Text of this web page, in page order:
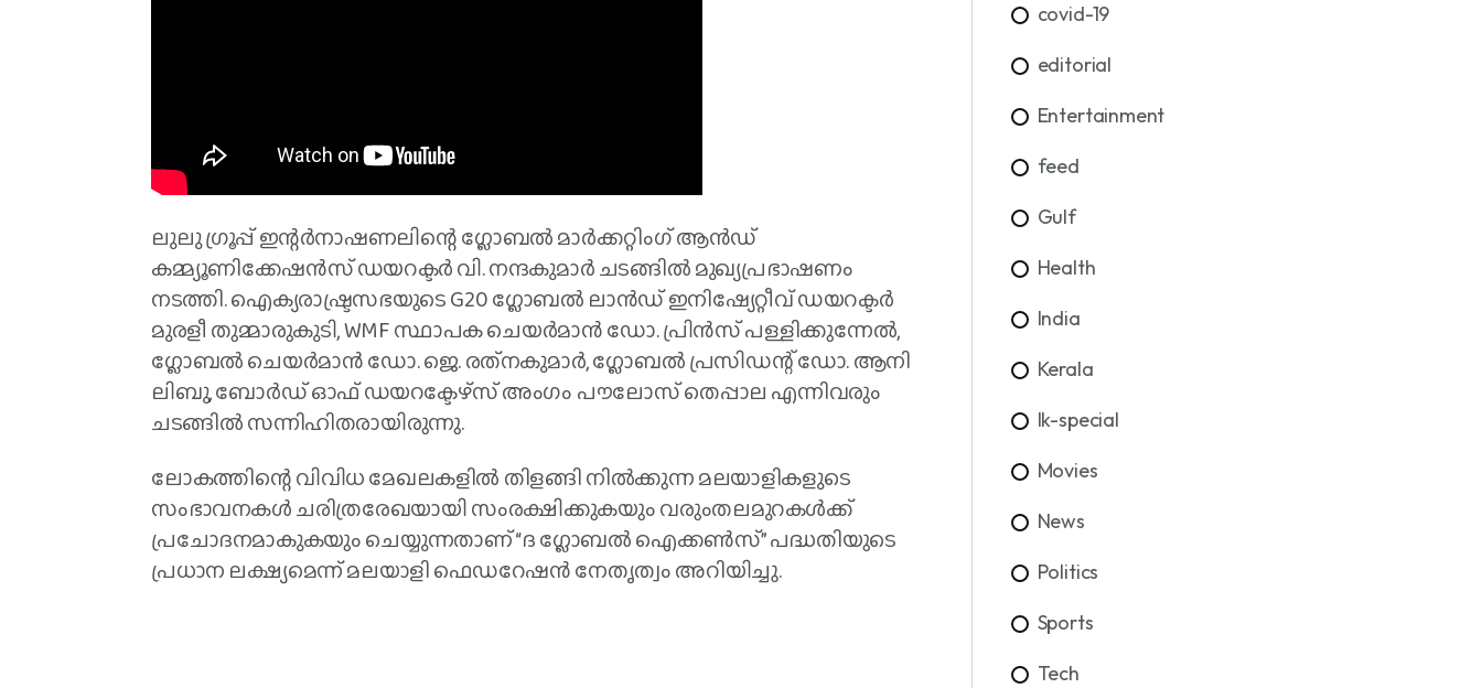
ലുലു ഗ്രൂപ്പ് ഇന്റർനാഷണലിന്റെ ഗ്ലോബൽ മാർക്കറ്റിംഗ് ആൻഡ്
കമ്മ്യൂണിക്കേഷൻസ് ഡയറക്ടർ വി. നന്ദകുമാർ ചടങ്ങിൽ മുഖ്യപ്രഭാഷണം
നടത്തി. ഐക്യരാഷ്ട്രസഭയുടെ G20 ഗ്ലോബൽ ലാൻഡ് ഇനിഷ്യേറ്റീവ് ഡയറക്ടർ
മുരളീ തുമ്മാരുകുടി, WMF സ്ഥാപക ചെയർമാൻ ഡോ. പ്രിൻസ് പള്ളിക്കുന്നേൽ,
ഗ്ലോബൽ ചെയർമാൻ ഡോ. ജെ. രത്‌നകുമാർ, ഗ്ലോബൽ പ്രസിഡന്റ് ഡോ. ആനി
ലിബു, ബോർഡ് ഓഫ് ഡയറക്ടേഴ്‌സ് അംഗം പൗലോസ് തെപ്പാല എന്നിവരും
ചടങ്ങിൽ സന്നിഹിതരായിരുന്നു.
ലോകത്തിന്റെ വിവിധ മേഖലകളിൽ തിളങ്ങി നിൽക്കുന്ന മലയാളികളുടെ
സംഭാവനകൾ ചരിത്രരേഖയായി സംരക്ഷിക്കുകയും വരുംതലമുറകൾക്ക്
പ്രചോദനമാകുകയും ചെയ്യുന്നതാണ് “ദ ഗ്ലോബൽ ഐക്കൺസ്” പദ്ധതിയുടെ
പ്രധാന ലക്ഷ്യമെന്ന് മലയാളി ഫെഡറേഷൻ നേതൃത്വം അറിയിച്ചു.
covid-19
editorial
Entertainment
feed
Gulf
Health
India
Kerala
lk-special
Movies
News
Politics
Sports
Tech